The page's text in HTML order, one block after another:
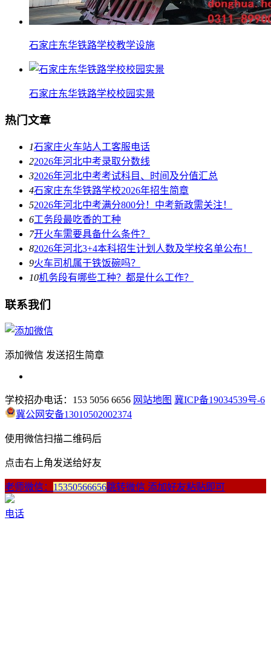
石家庄东华铁路学校教学设施
石家庄东华铁路学校校园实景
热门文章
1石家庄火车站人工客服电话
22026年河北中考录取分数线
32026年河北中考考试科目、时间及分值汇总
4石家庄东华铁路学校2026年招生简章
52026年河北中考满分800分！中考新政需关注！
6工务段最吃香的工种
7开火车需要具备什么条件？
82026年河北3+4本科招生计划人数及学校名单公布！
9火车司机属于铁饭碗吗？
10机务段有哪些工种？都是什么工作？
联系我们
添加微信 发送招生简章
学校招办电话：153 5056 6656 网站地图 冀ICP备19034539号-6
冀公网安备13010502002374
使用微信扫描二维码后
点击右上角发送给好友
老师微信： 15350566656跳转微信 添加好友粘贴即可
电话